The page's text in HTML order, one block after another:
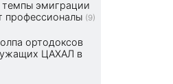
эмиграции
профессионалы (9)
ортодоксов
ЦАХАЛ в